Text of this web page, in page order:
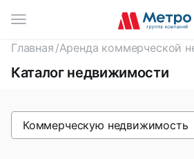
Главная /Аренда коммерческой
Каталог недвижимости
Коммерческую недвижимость